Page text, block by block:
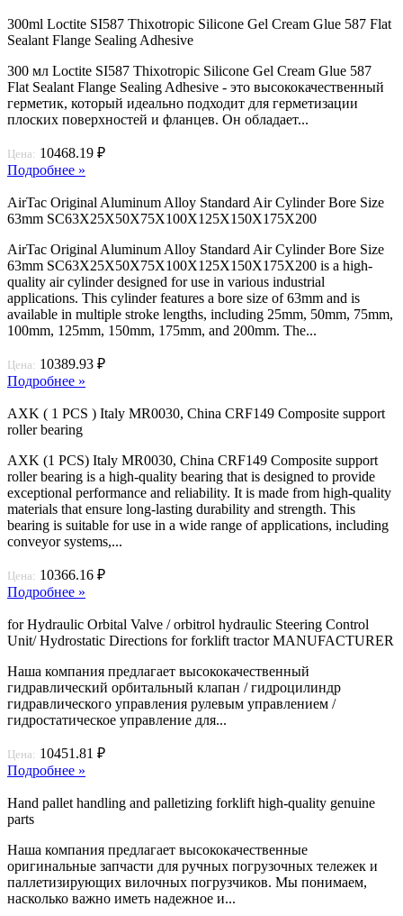
300ml Loctite SI587 Thixotropic Silicone Gel Cream Glue 587 Flat
Sealant Flange Sealing Adhesive
300 мл Loctite SI587 Thixotropic Silicone Gel Cream Glue 587
Flat Sealant Flange Sealing Adhesive - это высококачественный
герметик, который идеально подходит для герметизации
плоских поверхностей и фланцев. Он обладает...
Цена: 10468.19 ₽
Подробнее »
AirTac Original Aluminum Alloy Standard Air Cylinder Bore Size
63mm SC63X25X50X75X100X125X150X175X200
AirTac Original Aluminum Alloy Standard Air Cylinder Bore Size
63mm SC63X25X50X75X100X125X150X175X200 is a high-
quality air cylinder designed for use in various industrial
applications. This cylinder features a bore size of 63mm and is
available in multiple stroke lengths, including 25mm, 50mm, 75mm,
100mm, 125mm, 150mm, 175mm, and 200mm. The...
Цена: 10389.93 ₽
Подробнее »
AXK ( 1 PCS ) Italy MR0030, China CRF149 Composite support
roller bearing
AXK (1 PCS) Italy MR0030, China CRF149 Composite support
roller bearing is a high-quality bearing that is designed to provide
exceptional performance and reliability. It is made from high-quality
materials that ensure long-lasting durability and strength. This
bearing is suitable for use in a wide range of applications, including
conveyor systems,...
Цена: 10366.16 ₽
Подробнее »
for Hydraulic Orbital Valve / orbitrol hydraulic Steering Control
Unit/ Hydrostatic Directions for forklift tractor MANUFACTURER
Наша компания предлагает высококачественный
гидравлический орбитальный клапан / гидроцилиндр
гидравлического управления рулевым управлением /
гидростатическое управление для...
Цена: 10451.81 ₽
Подробнее »
Hand pallet handling and palletizing forklift high-quality genuine
parts
Наша компания предлагает высококачественные
оригинальные запчасти для ручных погрузочных тележек и
паллетизирующих вилочных погрузчиков. Мы понимаем,
насколько важно иметь надежное и...